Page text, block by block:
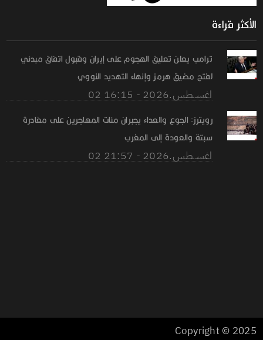
الأكثر قراءة
ترامب يعلن تعليق الهجوم على إيران وقبول اتفاق مبدئي
لفتح مضيق هرمز وإنهاء التهديد النووي
02 اغســطس.2026 - 16:15
رويترز: الجوع والعداء يجبران مئات المهاجرين على مغادرة
سبتة والعودة إلى المغرب
02 اغســطس.2026 - 21:57
Copyright © 2025